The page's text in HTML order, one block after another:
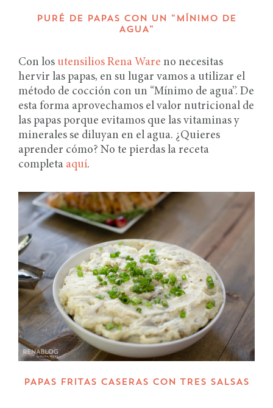
PURÉ DE PAPAS CON UN “MÍNIMO DE
AGUA”
Con los utensilios Rena Ware no necesitas
hervir las papas, en su lugar vamos a utilizar el
método de cocción con un “Mínimo de agua”. De
esta forma aprovechamos el valor nutricional de
las papas porque evitamos que las vitaminas y
minerales se diluyan en el agua. ¿Quieres
aprender cómo? No te pierdas la receta
completa aquí.
PAPAS FRITAS CASERAS CON TRES SALSAS